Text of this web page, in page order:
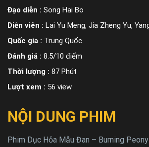
Đạo diễn : Song Hai Bo
Diễn viên : Lai Yu Meng, Jia Zheng Yu,
Quốc gia : Trung Quốc
Đánh giá : 8.5/10 điểm
Thời lượng : 87 Phút
Lượt xem : 56 view
NỘI DUNG PHIM
Phim Dục Hỏa Mẫu Đan – Burning